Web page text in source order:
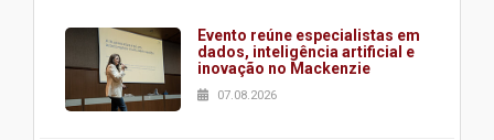
Evento reúne especialistas em
dados, inteligência artificial e
inovação no Mackenzie
07.08.2026